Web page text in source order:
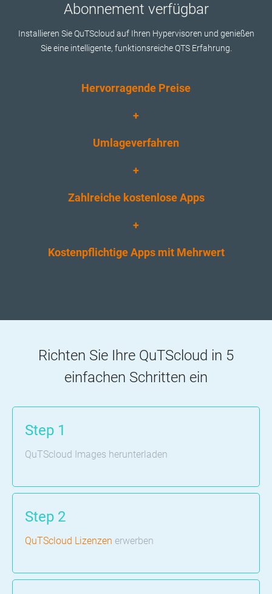
Abonnement verfügbar
Installieren Sie QuTScloud auf Ihren Hypervisoren und genießen
Sie eine intelligente, funktionsreiche QTS Erfahrung.
Hervorragende Preise
+
Umlageverfahren
+
Zahlreiche kostenlose Apps
+
Kostenpflichtige Apps mit Mehrwert
Richten Sie Ihre QuTScloud in 5
einfachen Schritten ein
Step 1
QuTScloud Images herunterladen
Step 2
QuTScloud Lizenzen erwerben